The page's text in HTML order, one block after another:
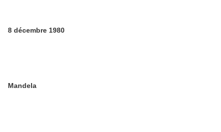
8 décembre 1980
Mandela